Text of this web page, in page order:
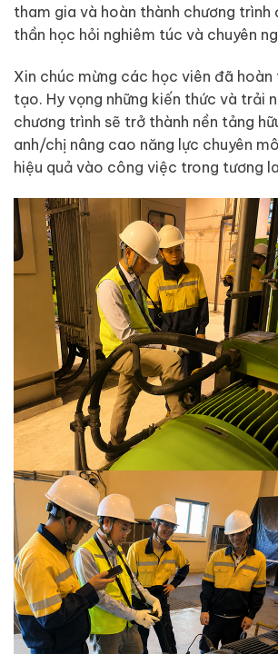
tham gia và hoàn thành chương
thần học hỏi nghiêm túc và chuyên
Xin chúc mừng các học viên đã
tạo. Hy vọng những kiến thức và trải
chương trình sẽ trở thành nền tảng
anh/chị nâng cao năng lực chuyên
hiệu quả vào công việc trong tương